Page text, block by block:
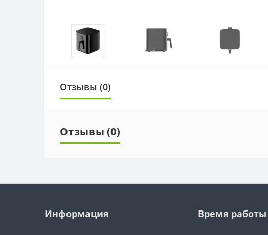
Отзывы (0)
Отзывы (0)
Информация Время работы